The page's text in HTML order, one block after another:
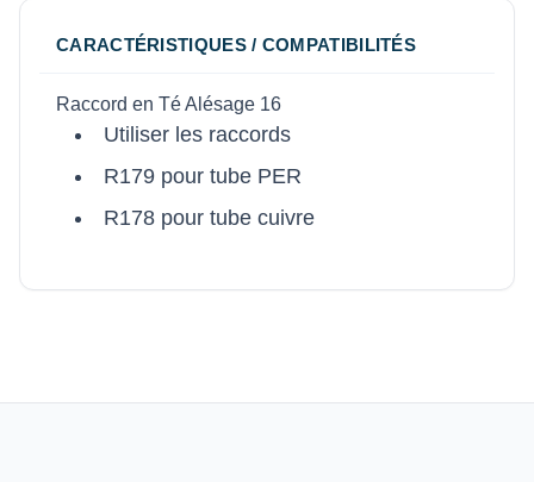
CARACTÉRISTIQUES / COMPATIBILITÉS
Raccord en Té Alésage 16
Utiliser les raccords
R179 pour tube PER
R178 pour tube cuivre